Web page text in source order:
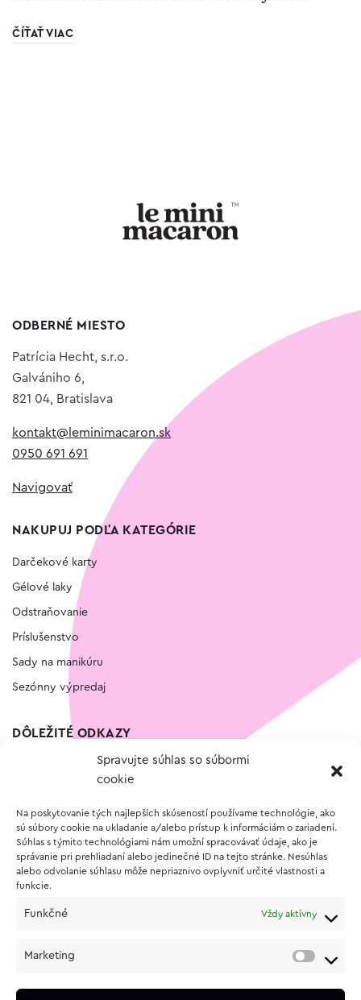
Spravujte súhlas so súbormi
cookie
Na poskytovanie tých najlepších skúseností používame technológie, ako
sú súbory cookie na ukladanie a/alebo prístup k informáciám o zariadení.
Súhlas s týmito technológiami nám umožní spracovávať údaje, ako je
správanie pri prehliadaní alebo jedinečné ID na tejto stránke. Nesúhlas
alebo odvolanie súhlasu môže nepriaznivo ovplyvniť určité vlastnosti a
funkcie.
Funkčné Vždy aktívny
Marketing
ČÍŤAŤ VIAC
ODBERNÉ MIESTO
Patrícia Hecht, s.r.o.
Galvániho 6,
821 04, Bratislava
kontakt@leminimacaron.sk
0950 691 691
Navigovať
NAKUPUJ PODĽA KATEGÓRIE
Darčekové karty
Gélové laky
Odstraňovanie
Príslušenstvo
Sady na manikúru
Sezónny výpredaj
DÔLEŽITÉ ODKAZY
Vernostný program
O NÁKUPE
Vrátenie a reklamácia tovaru